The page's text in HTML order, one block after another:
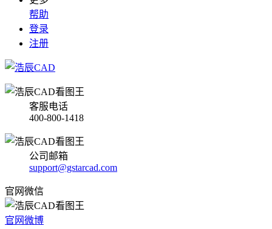
帮助
登录
注册
客服电话
400-800-1418
公司邮箱
support@gstarcad.com
官网微信
官网微博